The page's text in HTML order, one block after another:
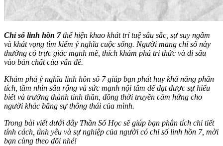
Chỉ số linh hồn 7thể hiện khao khát trí tuệ sâu sắc, sự suy ngẫm
và khát vọng tìm kiếm ý nghĩa cuộc sống. Người mang chỉ số này
thường có trực giác mạnh mẽ, thích khám phá tri thức và đi sâu
vào bản chất của vấn đề.
Khám phá ý nghĩa linh hồn số 7 giúp bạn phát huy khả năng phân
tích, tầm nhìn sâu rộng và sức mạnh nội tâm để đạt được sự hiểu
biết và trưởng thành tinh thần, đồng thời truyền cảm hứng cho
người khác bằng sự thông thái của mình.
Trong bài viết dưới đây Thần Số Học sẽ giúp bạn phân tích chi tiết
tính cách, tình yêu và sự nghiệp của người có chỉ số linh hồn 7, mời
bạn cùng theo dõi nhé!